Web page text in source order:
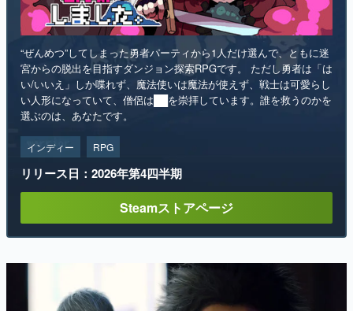
“ぜんめつ”してしまった勇者パーティから1人だけ選んで、ともに迷
宮からの脱出を目指すダンジョン探索RPGです。 ただし勇者は「は
い/いいえ」しか喋れず、魔法使いは魔法が使えず、戦士は可愛らし
い人形になっていて、僧侶は██を崇拝しています。誰を救うのかを
選ぶのは、あなたです。
インディー RPG
リリース日：2026年第4四半期
Steamストアページ